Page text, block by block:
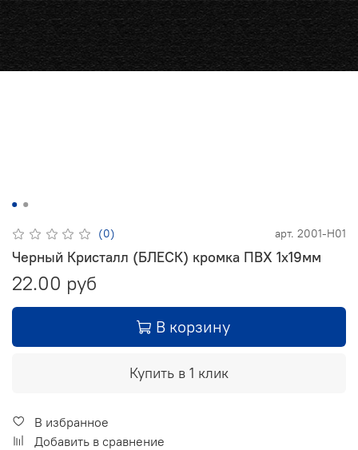
(0) арт. 2001-H01
Черный Кристалл (БЛЕСК) кромка ПВХ 1х19мм
22.00 руб
В корзину
Купить в 1 клик
В избранное
Добавить в сравнение